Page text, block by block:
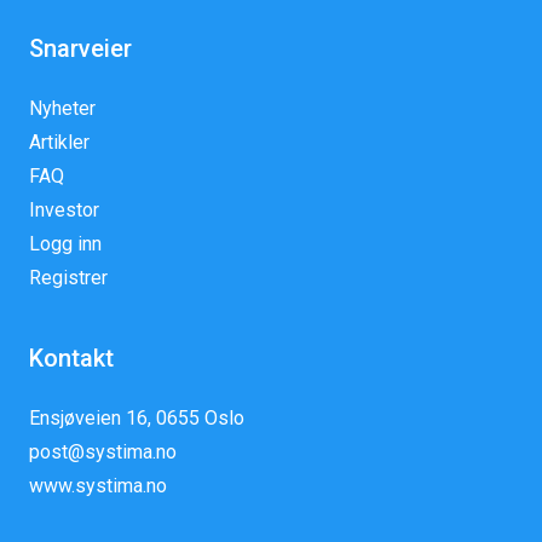
Snarveier
Nyheter
Artikler
FAQ
Investor
Logg inn
Registrer
Kontakt
Ensjøveien 16, 0655 Oslo
post@systima.no
www.systima.no